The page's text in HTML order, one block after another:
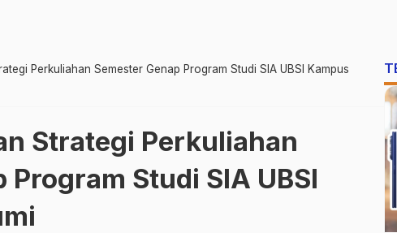
Perkuliahan Semester Genap Program Studi SIA UBSI Kampus
Strategi Perkuliahan
Program Studi SIA UBSI